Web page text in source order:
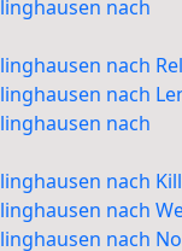
nach
nach
nach
nach
nach
nach
nach